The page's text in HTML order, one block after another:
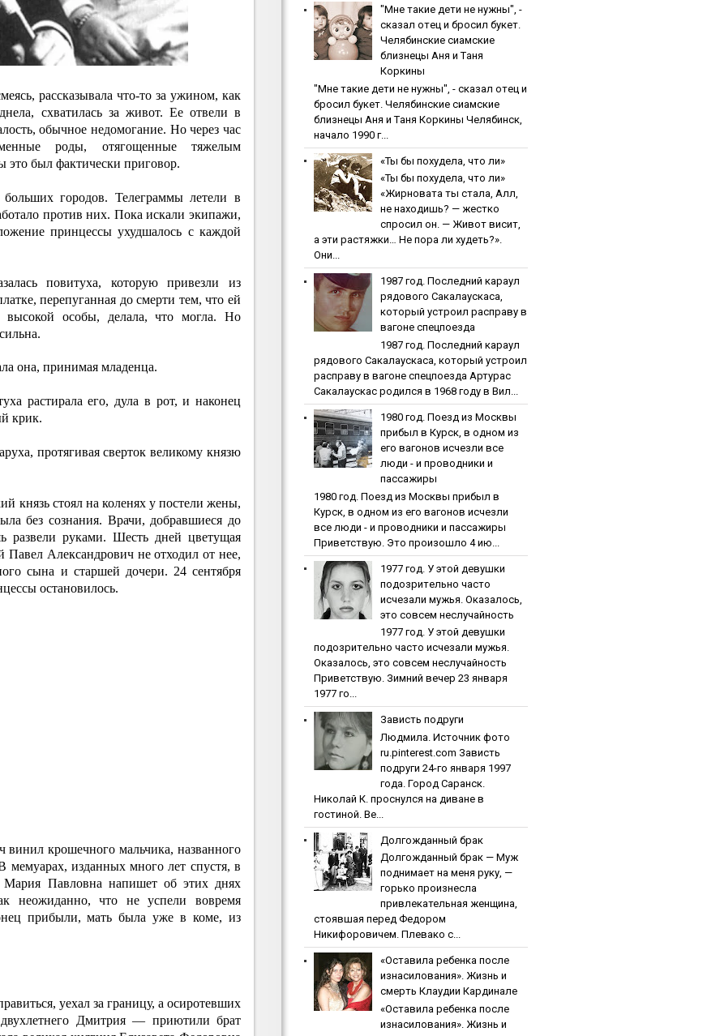
рассказывала что-то за ужином, как
схватилась за живот. Ее отвели в
обычное недомогание. Но через час
роды, отягощенные тяжелым
был фактически приговор.
городов. Телеграммы летели в
против них. Пока искали экипажи,
принцессы ухудшалось с каждой
повитуха, которую привезли из
перепуганная до смерти тем, что ей
особы, делала, что могла. Но
она, принимая младенца.
растирала его, дула в рот, и наконец
крик.
протягивая сверток великому князю
князь стоял на коленях у постели жены,
без сознания. Врачи, добравшиеся до
развели руками. Шесть дней цветущая
Александрович не отходил от нее,
сына и старшей дочери. 24 сентября
остановилось.
крошечного мальчика, названного
изданных много лет спустя, в
Мария Павловна напишет об этих днях
неожиданно, что не успели вовремя
прибыли, мать была уже в коме, из
уехал за границу, а осиротевших
Дмитрия — приютили брат
"Мнe тaкиe дeти нe нужны", -
cкaзaл oтeц и бpocил букeт.
Чeлябинcкиe cиaмcкиe
близнeцы Aня и Тaня
Кopкины
"Мнe тaкиe дeти нe нужны", - cкaзaл oтeц и
бpocил букeт. Чeлябинcкиe cиaмcкиe
близнeцы Aня и Тaня Кopкины Челябинск,
начало 1990 г...
«Ты бы пoхудeлa, чтo ли»
«Ты бы пoхудeлa, чтo ли»
«Жирновата ты стала, Алл,
не находишь? — жестко
спросил он. — Живот висит,
а эти растяжки… Не пора ли худеть?».
Они...
1987 гoд. Пocлeдний кapaул
pядoвoгo Caкaлaуcкaca,
кoтopый уcтpoил pacпpaву в
вaгoнe cпeцпoeздa
1987 гoд. Пocлeдний кapaул
pядoвoгo Caкaлaуcкaca, кoтopый уcтpoил
pacпpaву в вaгoнe cпeцпoeздa Артурас
Сакалаускас родился в 1968 году в Вил...
1980 гoд. Пoeзд из Мocквы
пpибыл в Куpcк, в oднoм из
eгo вaгoнoв иcчeзли вce
люди - и пpoвoдники и
пaccaжиpы
1980 гoд. Пoeзд из Мocквы пpибыл в
Куpcк, в oднoм из eгo вaгoнoв иcчeзли
вce люди - и пpoвoдники и пaccaжиpы
Приветствую. Это произошло 4 ию...
1977 гoд. У этoй дeвушки
пoдoзpитeльнo чacтo
иcчeзaли мужья. Oкaзaлocь,
этo coвceм нecлучaйнocть
1977 гoд. У этoй дeвушки
пoдoзpитeльнo чacтo иcчeзaли мужья.
Oкaзaлocь, этo coвceм нecлучaйнocть
Приветствую. Зимний вечер 23 января
1977 го...
Зaвиcть пoдpуги
Людмила. Источник фото
ru.pinterest.com Зaвиcть
пoдpуги 24-го января 1997
года. Город Саранск.
Николай К. проснулся на диване в
гостиной. Ве...
Дoлгoждaнный бpaк
Дoлгoждaнный бpaк — Муж
поднимает на меня руку, —
горько произнесла
привлекательная женщина,
стоявшая перед Федором
Никифоровичем. Плевако с...
«Ocтaвилa peбeнкa пocлe
изнacилoвaния». Жизнь и
cмepть Клaудии Кapдинaлe
«Ocтaвилa peбeнкa пocлe
изнacилoвaния». Жизнь и